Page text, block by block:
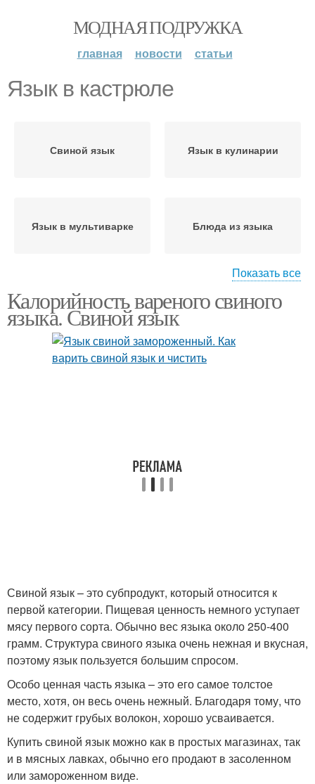
МОДНАЯ ПОДРУЖКА
главная новости статьи
Язык в кастрюле
Свиной язык Язык в кулинарии
Язык в мультиварке Блюда из языка
Язык с пошаговыми
инструкциями
Показать все
Калорийность вареного свиного
языка. Свиной язык
Свиной язык – это субпродукт, который относится к
первой категории. Пищевая ценность немного уступает
мясу первого сорта. Обычно вес языка около 250-400
грамм. Структура свиного языка очень нежная и вкусная,
поэтому язык пользуется большим спросом.
Особо ценная часть языка – это его самое толстое
место, хотя, он весь очень нежный. Благодаря тому, что
не содержит грубых волокон, хорошо усваивается.
Купить свиной язык можно как в простых магазинах, так
и в мясных лавках, обычно его продают в засоленном
или замороженном виде.